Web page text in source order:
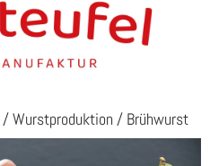
/Wurstproduktion / Brühwurst